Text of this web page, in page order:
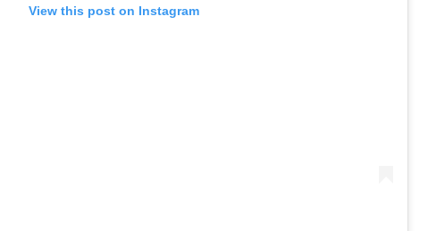
View this post on Instagram